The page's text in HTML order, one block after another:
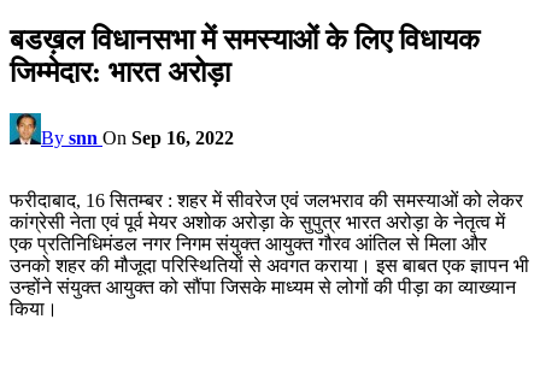
बडख़ल विधानसभा में समस्याओं के लिए विधायक
जिम्मेदार: भारत अरोड़ा
By snn On Sep 16, 2022
फरीदाबाद, 16 सितम्बर : शहर में सीवरेज एवं जलभराव की समस्याओं को लेकर
कांग्रेसी नेता एवं पूर्व मेयर अशोक अरोड़ा के सुपुत्र भारत अरोड़ा के नेतृत्व में
एक प्रतिनिधिमंडल नगर निगम संयुक्त आयुक्त गौरव आंतिल से मिला और
उनको शहर की मौजूदा परिस्थितियों से अवगत कराया। इस बाबत एक ज्ञापन भी
उन्होंने संयुक्त आयुक्त को सौंपा जिसके माध्यम से लोगों की पीड़ा का व्याख्यान
किया।